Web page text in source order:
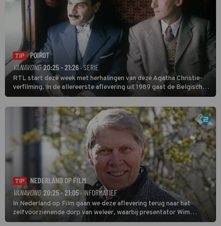
TIP
POIROT
VANAVOND 20:25 - 21:26 · SERIE
RTL start deze week met herhalingen van deze Agatha Christie-
verfilming. In de allereerste aflevering uit 1989 gaat de Belgische
speurder op zoek naar een vermiste kok. Poirot raakt al snel
verwikkeld in een moordzaak. (HH)
TIP
NEDERLAND OP FILM
VANAVOND 20:25 - 21:05· INFORMATIEF
In Nederland op Film gaan we deze aflevering terug naar het
zelfvoorzienende dorp van weleer, waarbij presentator Wim
Daniëls de kijkers meeneemt op reis door de tijd aan de hand van